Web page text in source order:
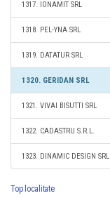
1317. IONAMIT SRL
1318. PEL-YNA SRL
1319. DATATUR SRL
1320. GERIDAN SRL
1321. VIVAI BISUTTI SRL
1322. CADASTRU S.R.L.
1323. DINAMIC DESIGN SRL
Top localitate